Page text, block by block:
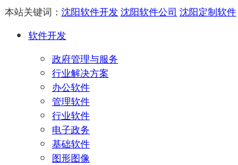
本站关键词： 沈阳软件开发沈阳软件公司 沈阳定制软件
软件开发
政府管理与服务
行业解决方案
办公软件
管理软件
行业软件
电子政务
基础软件
图形图像